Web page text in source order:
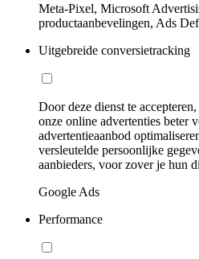
Meta-Pixel, Microsoft
productaanbevelingen, Ads
Uitgebreide conversietracking
Door deze dienst te
onze online advertenties beter
advertentieaanbod
versleutelde persoonlijke
aanbieders, voor zover je hun
Google Ads
Performance